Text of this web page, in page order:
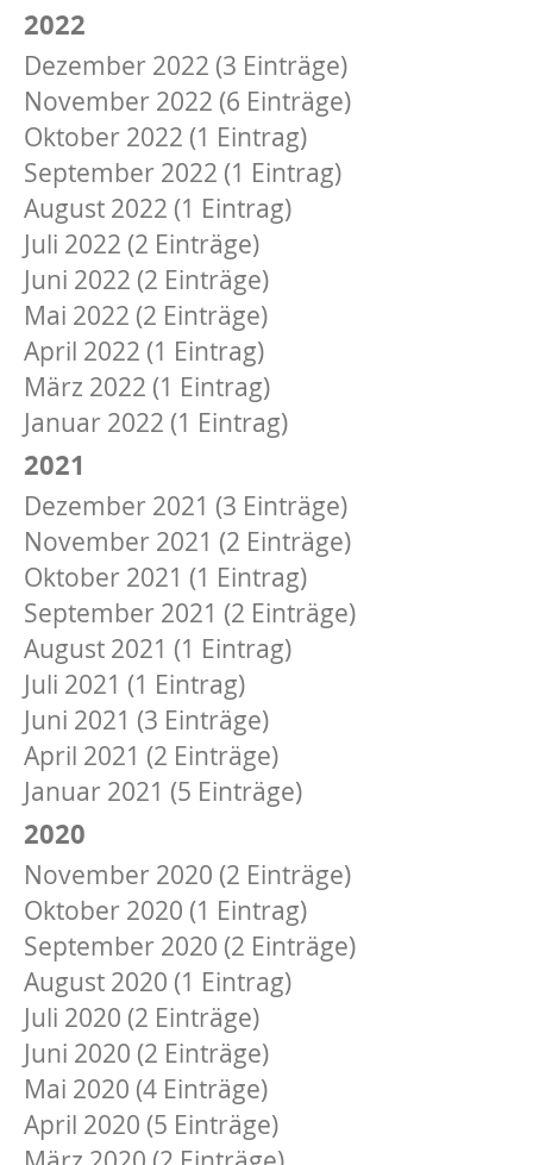
2022
Dezember 2022 (3 Einträge)
November 2022 (6 Einträge)
Oktober 2022 (1 Eintrag)
September 2022 (1 Eintrag)
August 2022 (1 Eintrag)
Juli 2022 (2 Einträge)
Juni 2022 (2 Einträge)
Mai 2022 (2 Einträge)
April 2022 (1 Eintrag)
März 2022 (1 Eintrag)
Januar 2022 (1 Eintrag)
2021
Dezember 2021 (3 Einträge)
November 2021 (2 Einträge)
Oktober 2021 (1 Eintrag)
September 2021 (2 Einträge)
August 2021 (1 Eintrag)
Juli 2021 (1 Eintrag)
Juni 2021 (3 Einträge)
April 2021 (2 Einträge)
Januar 2021 (5 Einträge)
2020
November 2020 (2 Einträge)
Oktober 2020 (1 Eintrag)
September 2020 (2 Einträge)
August 2020 (1 Eintrag)
Juli 2020 (2 Einträge)
Juni 2020 (2 Einträge)
Mai 2020 (4 Einträge)
April 2020 (5 Einträge)